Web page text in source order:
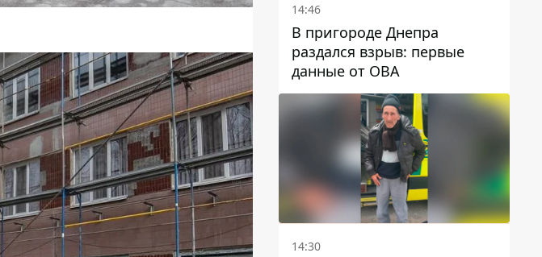
14:46
В пригороде Днепра
раздался взрыв: первые
данные от ОВА
14:30